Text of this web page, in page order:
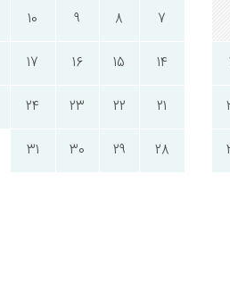
7
8
9
10
14
15
16
17
21
22
23
24
28
29
30
31